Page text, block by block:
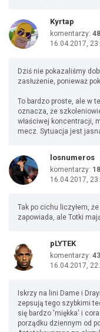
Kyrtap
komentarzy:
16.04.2017,
Dziś nie pokazaliśmy
zasłużenie, ponieważ
To bardzo proste, ale w
oznacza, że
właściwej koncentracji,
mecz. Sytuacja jest
losnumeros
komentarzy:
16.04.2017,
Tak po cichu liczyłem,
zapowiada, ale Totki
pLYTEK
komentarzy:
16.04.2017,
Iskrzy na lini Dame i
zepsują tego szybkimi
się bardzo 'miękka' i
porządku dziennym od